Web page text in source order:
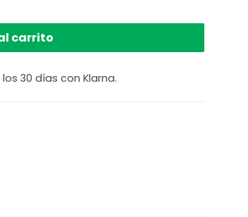
carrito
30 días con Klarna.